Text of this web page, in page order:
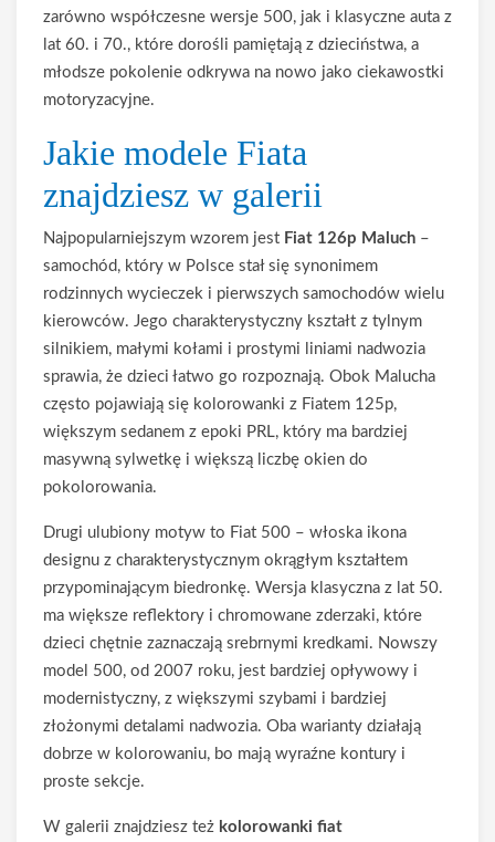
zarówno współczesne wersje 500, jak i klasyczne auta z
lat 60. i 70., które dorośli pamiętają z dzieciństwa, a
młodsze pokolenie odkrywa na nowo jako ciekawostki
motoryzacyjne.
Jakie modele Fiata
znajdziesz w galerii
Najpopularniejszym wzorem jest Fiat 126p Maluch –
samochód, który w Polsce stał się synonimem
rodzinnych wycieczek i pierwszych samochodów wielu
kierowców. Jego charakterystyczny kształt z tylnym
silnikiem, małymi kołami i prostymi liniami nadwozia
sprawia, że dzieci łatwo go rozpoznają. Obok Malucha
często pojawiają się kolorowanki z Fiatem 125p,
większym sedanem z epoki PRL, który ma bardziej
masywną sylwetkę i większą liczbę okien do
pokolorowania.
Drugi ulubiony motyw to Fiat 500 – włoska ikona
designu z charakterystycznym okrągłym kształtem
przypominającym biedronkę. Wersja klasyczna z lat 50.
ma większe reflektory i chromowane zderzaki, które
dzieci chętnie zaznaczają srebrnymi kredkami. Nowszy
model 500, od 2007 roku, jest bardziej opływowy i
modernistyczny, z większymi szybami i bardziej
złożonymi detalami nadwozia. Oba warianty działają
dobrze w kolorowaniu, bo mają wyraźne kontury i
proste sekcje.
W galerii znajdziesz też kolorowanki fiat